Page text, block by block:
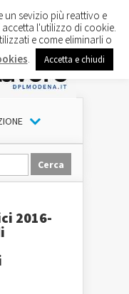
2016-
un sevizio più reattivo e
l'utilizzo di cookie.
e come eliminarli o
Accetta e chiudi